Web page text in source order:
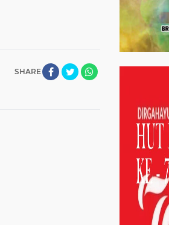
SHARE